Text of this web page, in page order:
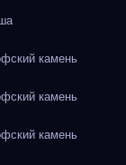
камень
камень
камень